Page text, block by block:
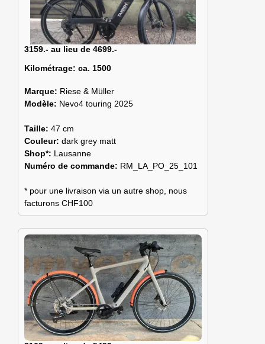
3159.- au lieu de 4699.-
Kilométrage: ca. 1500
Marque: Riese & Müller
Modèle: Nevo4 touring 2025
Taille: 47 cm
Couleur: dark grey matt
Shop*: Lausanne
Numéro de commande: RM_LA_PO_25_101
* pour une livraison via un autre shop, nous
facturons CHF100